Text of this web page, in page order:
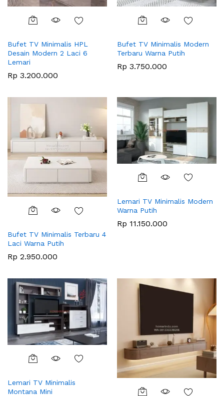
Bufet TV Minimalis HPL
Desain Modern 2 Laci 6
Lemari
Rp 3.200.000
Bufet TV Minimalis Modern
Terbaru Warna Putih
Rp 3.750.000
Bufet TV Minimalis Terbaru 4
Laci Warna Putih
Rp 2.950.000
Lemari TV Minimalis Modern
Warna Putih
Rp 11.150.000
Lemari TV Minimalis
Montana Mini